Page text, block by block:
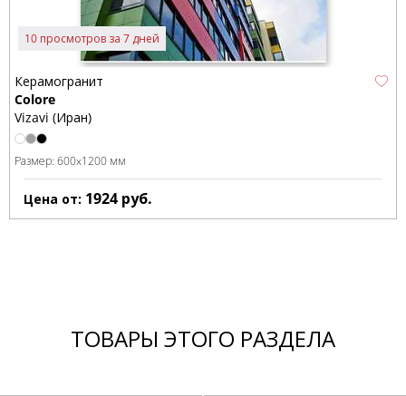
10 просмотров за 7 дней
Керамогранит
Colore
Vizavi (Иран)
Размер: 600x1200 мм
Цена от: 1924 руб.
ТОВАРЫ ЭТОГО РАЗДЕЛА